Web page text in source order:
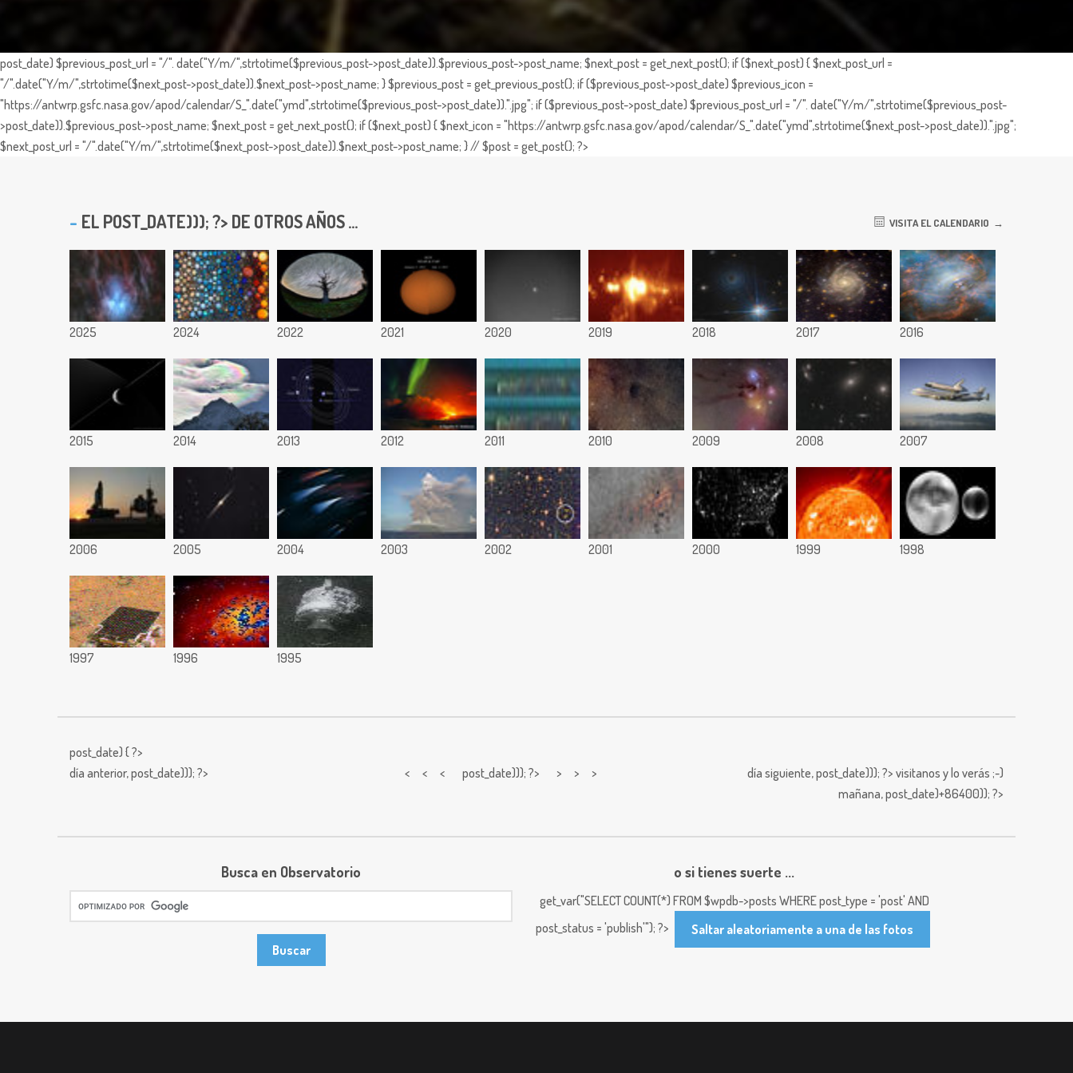
post_date) $previous_post_url = "/". date("Y/m/",strtotime($previous_post->post_date)).$previous_post->post_name; $next_post = get_next_post(); if ($next_post) { $next_post_url =
"/".date("Y/m/",strtotime($next_post->post_date)).$next_post->post_name; } $previous_post = get_previous_post(); if ($previous_post->post_date) $previous_icon =
"https://antwrp.gsfc.nasa.gov/apod/calendar/S_".date("ymd",strtotime($previous_post->post_date)).".jpg"; if ($previous_post->post_date) $previous_post_url = "/". date("Y/m/",strtotime($previous_post-
>post_date)).$previous_post->post_name; $next_post = get_next_post(); if ($next_post) { $next_icon = "https://antwrp.gsfc.nasa.gov/apod/calendar/S_".date("ymd",strtotime($next_post->post_date)).".jpg";
$next_post_url = "/".date("Y/m/",strtotime($next_post->post_date)).$next_post->post_name; } // $post = get_post(); ?>
EL POST_DATE))); ?> DE OTROS AÑOS ... VISITA EL CALENDARIO
2025 2024 2022 2021 2020 2019 2018 2017 2016
2015 2014 2013 2012 2011 2010 2009 2008 2007
2006 2005 2004 2003 2002 2001 2000 1999 1998
1997 1996 1995
post_date) { ?>
día anterior,post_date))); ?> < < < post_date))); ?> > > > día siguiente,post_date))); ?> visitanos y lo verás ;-)
mañana,post_date)+86400)); ?>
Busca en Observatorio o si tienes suerte ...
get_var("SELECT COUNT(*) FROM $wpdb->posts WHERE post_type = 'post' AND
post_status = 'publish'"); ?>
Saltar aleatoriamente a una de las fotos